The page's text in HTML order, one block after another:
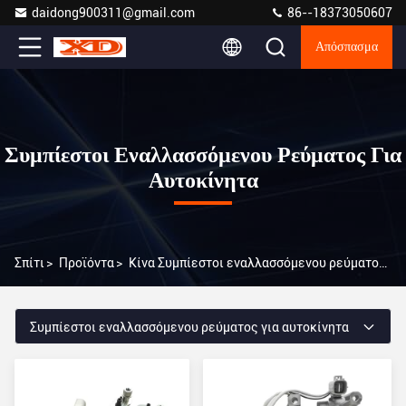
daidong900311@gmail.com 86--18373050607
Απόσπασμα
Συμπίεστοι Εναλλασσόμενου Ρεύματος Για
Αυτοκίνητα
Σπίτι > Προϊόντα> Κίνα Συμπίεστοι εναλλασσόμενου ρεύματος για αυτοκίνητα
Συμπίεστοι εναλλασσόμενου ρεύματος για αυτοκίνητα